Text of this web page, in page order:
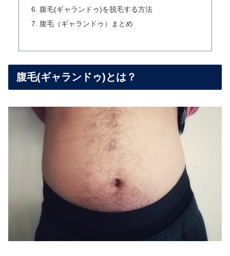
腹毛(ギャランドゥ)を脱毛する方法
腹毛（ギャランドゥ）まとめ
腹毛(ギャランドゥ)とは？